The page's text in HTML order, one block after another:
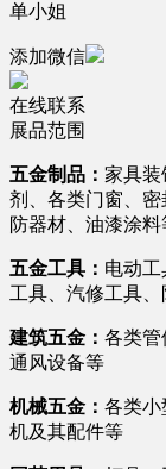
单小姐
添加微信
在线联系
展品范围
五金制品： 家具装
剂、各类门窗、
防器材、油漆涂料
五金工具： 电动
工具、汽修工具
建筑五金： 各类管
通风设备等
机械五金： 各类小
机及其配件等